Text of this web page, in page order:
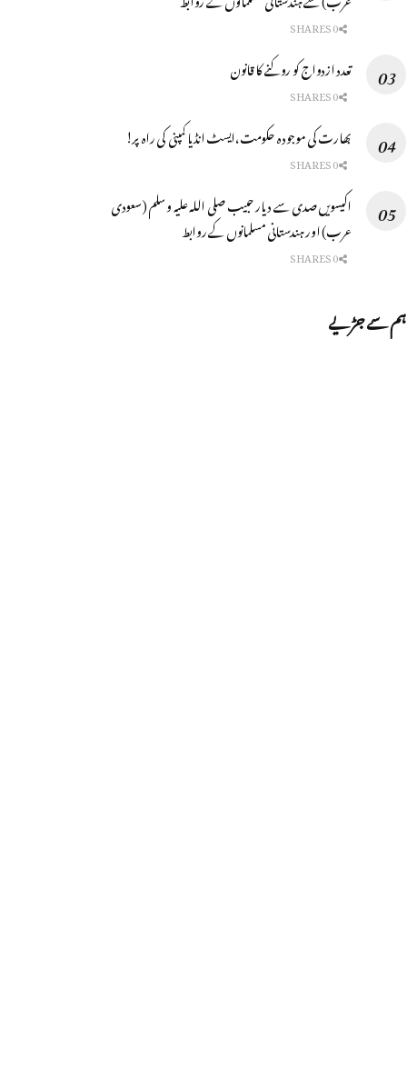
تعدد ازدواج كو روكنے كا قانون
بھارت کی موجودہ حکومت،ایسٹ انڈیا کمپنی کی راہ پر!
اکیسویں صدی سے دیار حبیب صلی اللہ علیہ وسلم (سعودی
عرب) اور ہندستانی مسلمانوں کے روابط
ہم سے جڑیے